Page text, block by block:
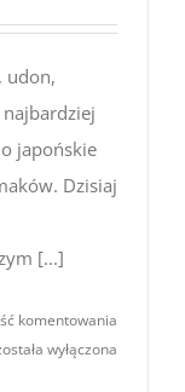
udon,
japońskie
Dzisiaj
[...]
komentowania
wyłączona